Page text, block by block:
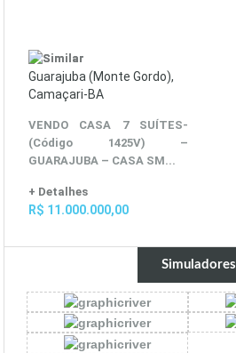
Guarajuba (Monte Gordo),
Camaçari-BA
VENDO CASA 7 SUÍTES-
(Código 1425V) –
GUARAJUBA – CASA SM...
+ Detalhes
R$ 11.000.000,00
Simuladores